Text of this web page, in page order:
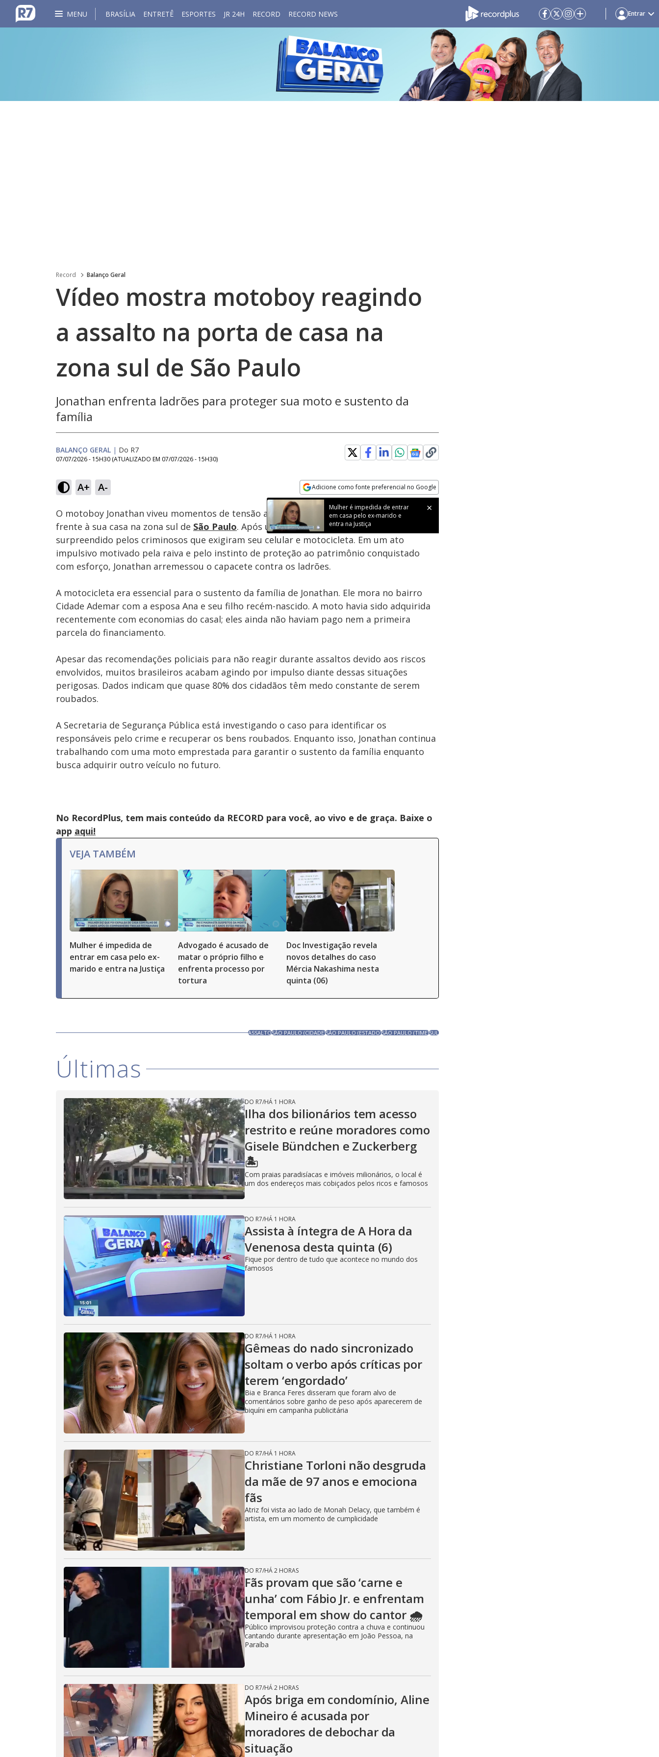
MENU BRASÍLIA ENTRETÊ ESPORTES JR 24H RECORD RECORD NEWS Entrar
Record Balanço Geral
Vídeo mostra motoboy reagindo
a assalto na porta de casa na
zona sul de São Paulo
Jonathan enfrenta ladrões para proteger sua moto e sustento da
família
BALANÇO GERAL | Do R7
07/07/2026 - 15H30 (ATUALIZADO EM 07/07/2026 - 15H30)
A+ A- Adicione como fonte preferencial no Google
Opens in new window
Mulher é impedida de entrar
em casa pelo ex-marido e
entra na Justiça
Ativar
Som
Velocidade
O motoboy Jonathan viveu momentos de tensão ao ser abordado por dois assaltantes em
frente à sua casa na zona sul de São Paulo. Após um dia intenso de trabalho, ele foi
surpreendido pelos criminosos que exigiram seu celular e motocicleta. Em um ato
impulsivo motivado pela raiva e pelo instinto de proteção ao patrimônio conquistado
com esforço, Jonathan arremessou o capacete contra os ladrões.
A motocicleta era essencial para o sustento da família de Jonathan. Ele mora no bairro
Cidade Ademar com a esposa Ana e seu filho recém-nascido. A moto havia sido adquirida
recentemente com economias do casal; eles ainda não haviam pago nem a primeira
parcela do financiamento.
Apesar das recomendações policiais para não reagir durante assaltos devido aos riscos
envolvidos, muitos brasileiros acabam agindo por impulso diante dessas situações
perigosas. Dados indicam que quase 80% dos cidadãos têm medo constante de serem
roubados.
A Secretaria de Segurança Pública está investigando o caso para identificar os
responsáveis pelo crime e recuperar os bens roubados. Enquanto isso, Jonathan continua
trabalhando com uma moto emprestada para garantir o sustento da família enquanto
busca adquirir outro veículo no futuro.
No RecordPlus, tem mais conteúdo da RECORD para você, ao vivo e de graça. Baixe o
app aqui!
VEJA TAMBÉM
Mulher é impedida de
entrar em casa pelo ex-
marido e entra na Justiça
Advogado é acusado de
matar o próprio filho e
enfrenta processo por
tortura
Doc Investigação revela
novos detalhes do caso
Mércia Nakashima nesta
quinta (06)
ASSALTOSÃO PAULO (CIDADE)SÃO PAULO (ESTADO)SÃO PAULO (TIME)SUL
Últimas
DO R7/HÁ 1 HORA
Ilha dos bilionários tem acesso
restrito e reúne moradores como
Gisele Bündchen e Zuckerberg
🏝️
Com praias paradisíacas e imóveis milionários, o local é
um dos endereços mais cobiçados pelos ricos e famosos
DO R7/HÁ 1 HORA
Assista à íntegra de A Hora da
Venenosa desta quinta (6)
Fique por dentro de tudo que acontece no mundo dos
famosos
DO R7/HÁ 1 HORA
Gêmeas do nado sincronizado
soltam o verbo após críticas por
terem ‘engordado’
Bia e Branca Feres disseram que foram alvo de
comentários sobre ganho de peso após aparecerem de
biquíni em campanha publicitária
DO R7/HÁ 1 HORA
Christiane Torloni não desgruda
da mãe de 97 anos e emociona
fãs
Atriz foi vista ao lado de Monah Delacy, que também é
artista, em um momento de cumplicidade
DO R7/HÁ 2 HORAS
Fãs provam que são ‘carne e
unha’ com Fábio Jr. e enfrentam
temporal em show do cantor 🌧️
Público improvisou proteção contra a chuva e continuou
cantando durante apresentação em João Pessoa, na
Paraíba
DO R7/HÁ 2 HORAS
Após briga em condomínio, Aline
Mineiro é acusada por
moradores de debochar da
situação